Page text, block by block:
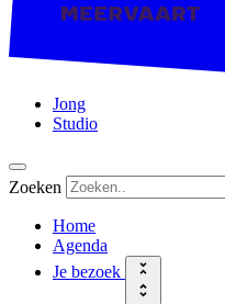
Jong
Studio
Zoeken
Home
Agenda
Je bezoek